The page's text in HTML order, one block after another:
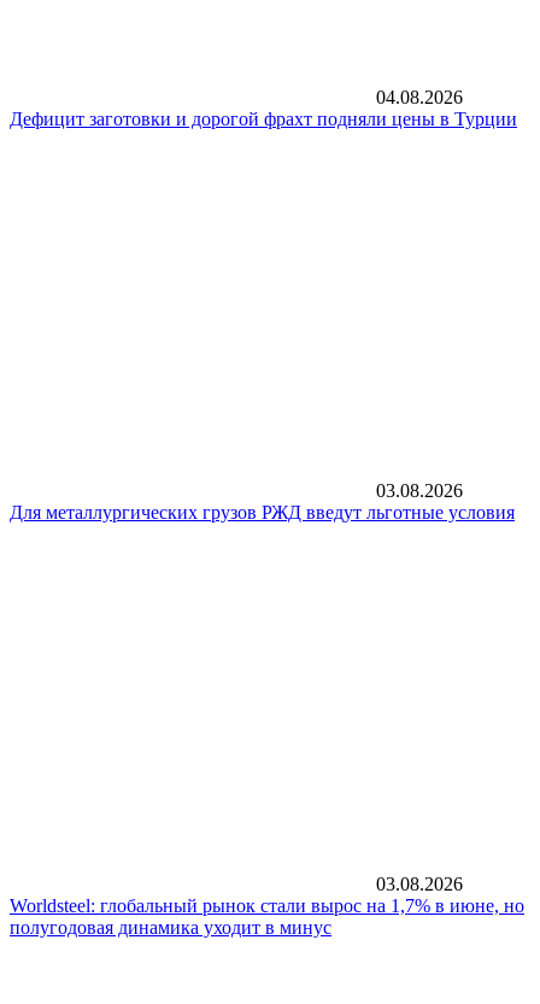
04.08.2026
Дефицит заготовки и дорогой фрахт подняли цены в Турции
03.08.2026
Для металлургических грузов РЖД введут льготные условия
03.08.2026
Worldsteel: глобальный рынок стали вырос на 1,7% в июне, но
полугодовая динамика уходит в минус